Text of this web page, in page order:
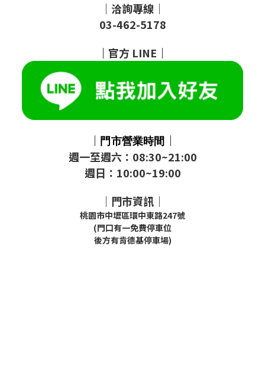
｜洽詢專線｜
03-462-5178
｜ 官方 LINE ｜
｜ 門市營業時間 ｜
週一至週六：08:30~21:00
週日：10:00~19:00
｜門市資訊｜
桃園市中壢區環中東路247號
(門口有一免費停車位
後方有肯德基停車場)